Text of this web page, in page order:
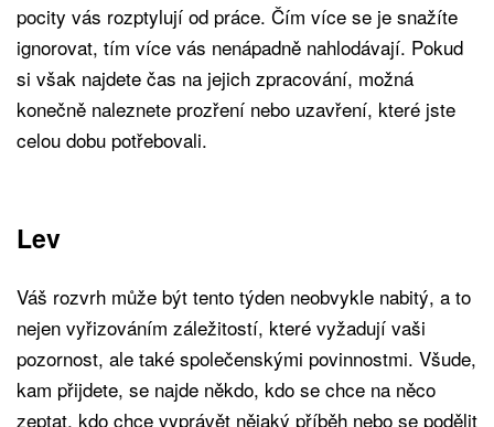
pocity vás rozptylují od práce. Čím více se je snažíte
ignorovat, tím více vás nenápadně nahlodávají. Pokud
si však najdete čas na jejich zpracování, možná
konečně naleznete prozření nebo uzavření, které jste
celou dobu potřebovali.
Lev
Váš rozvrh může být tento týden neobvykle nabitý, a to
nejen vyřizováním záležitostí, které vyžadují vaši
pozornost, ale také společenskými povinnostmi. Všude,
kam přijdete, se najde někdo, kdo se chce na něco
zeptat, kdo chce vyprávět nějaký příběh nebo se podělit